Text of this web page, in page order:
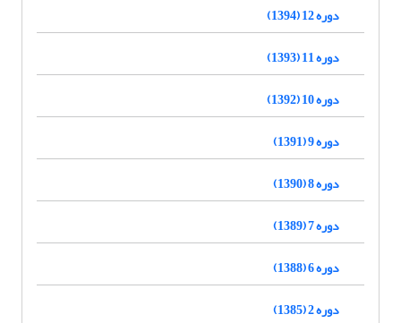
دوره 12 (1394)
دوره 11 (1393)
دوره 10 (1392)
دوره 9 (1391)
دوره 8 (1390)
دوره 7 (1389)
دوره 6 (1388)
دوره 2 (1385)